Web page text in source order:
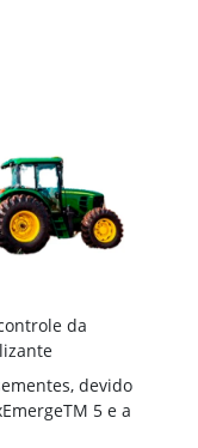
da
devido
5 e a